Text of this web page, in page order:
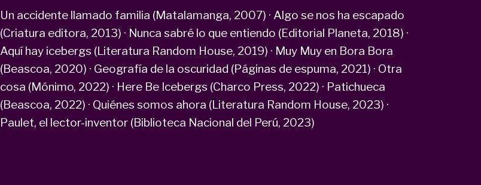
Un accidente llamado familia (Matalamanga, 2007) · Algo se nos ha escapado
(Criatura editora, 2013) · Nunca sabré lo que entiendo (Editorial Planeta, 2018) ·
Aquí hay icebergs (Literatura Random House, 2019) · Muy Muy en Bora Bora
(Beascoa, 2020) · Geografía de la oscuridad (Páginas de espuma, 2021) · Otra
cosa (Mónimo, 2022) · Here Be Icebergs (Charco Press, 2022) · Patichueca
(Beascoa, 2022) · Quiénes somos ahora (Literatura Random House, 2023) ·
Paulet, el lector-inventor (Biblioteca Nacional del Perú, 2023)